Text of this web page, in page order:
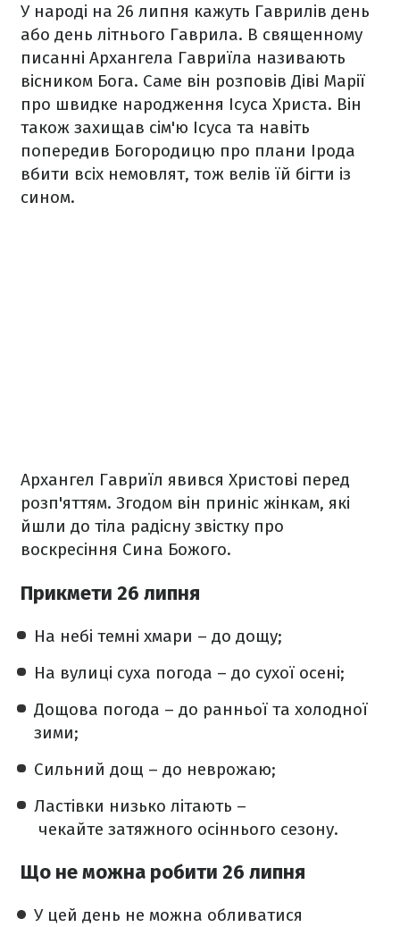
У народі на 26 липня кажуть Гаврилів день
або день літнього Гаврила. В священному
писанні Архангела Гавриїла називають
вісником Бога. Саме він розповів Діві Марії
про швидке народження Ісуса Христа. Він
також захищав сім'ю Ісуса та навіть
попередив Богородицю про плани Ірода
вбити всіх немовлят, тож велів їй бігти із
сином.
Архангел Гавриїл явився Христові перед
розп'яттям. Згодом він приніс жінкам, які
йшли до тіла радісну звістку про
воскресіння Сина Божого.
Прикмети 26 липня
На небі темні хмари – до дощу;
На вулиці суха погода – до сухої осені;
Дощова погода – до ранньої та холодної
зими;
Сильний дощ – до неврожаю;
Ластівки низько літають –
чекайте затяжного осіннього сезону.
Що не можна робити 26 липня
У цей день не можна обливатися